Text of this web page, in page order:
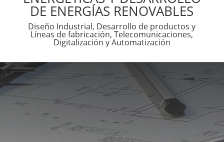
DE ENERGÍAS RENOVABLES
Diseño Industrial, Desarrollo de productos y
Líneas de fabricación, Telecomunicaciones,
Digitalización y Automatización